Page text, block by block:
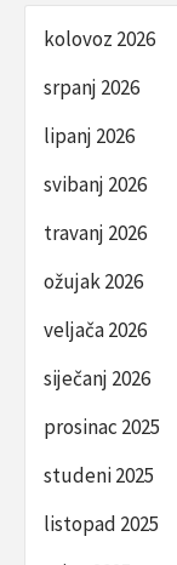
kolovoz 2026
srpanj 2026
lipanj 2026
svibanj 2026
travanj 2026
ožujak 2026
veljača 2026
siječanj 2026
prosinac 2025
studeni 2025
listopad 2025